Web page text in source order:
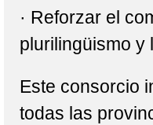
· Reforzar el
plurilingüismo y
Este consorcio
todas las